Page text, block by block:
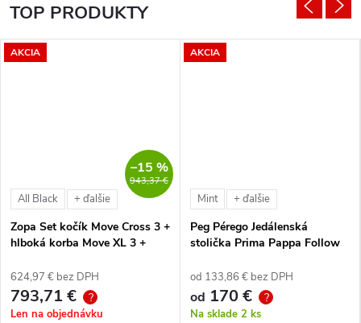
TOP PRODUKTY
AKCIA
943,37 €
–15 %
All Black + ďalšie
Zopa Set kočík Move Cross 3 +
hlboká korba Move XL 3 +
vlastného výberu + báza
624,97 € bez DPH
793,71 € ?
Len na objednávku
AKCIA
Mint + ďalšie
Peg Pérego Jedálenská
stolička Prima Pappa Follow
od 133,86 € bez DPH
od 170 € ?
Na sklade 2 ks